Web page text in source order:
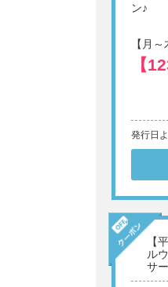
ン♪
【月
【
【土
【
【8/8
込
事前の
タオ
しは
発行日
【
ル
サ